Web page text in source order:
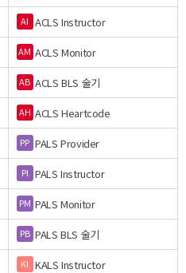
AI ACLS Instructor
AM ACLS Monitor
AB ACLS BLS 술기
AH ACLS Heartcode
PP PALS Provider
PI PALS Instructor
PM PALS Monitor
PB PALS BLS 술기
KI KALS Instructor